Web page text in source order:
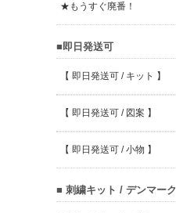
★もうすぐ廃番！
■即日発送可
【 即日発送可 / キット 】
【 即日発送可 / 図案 】
【 即日発送可 / 小物 】
■ 刺繍キット / デンマーク